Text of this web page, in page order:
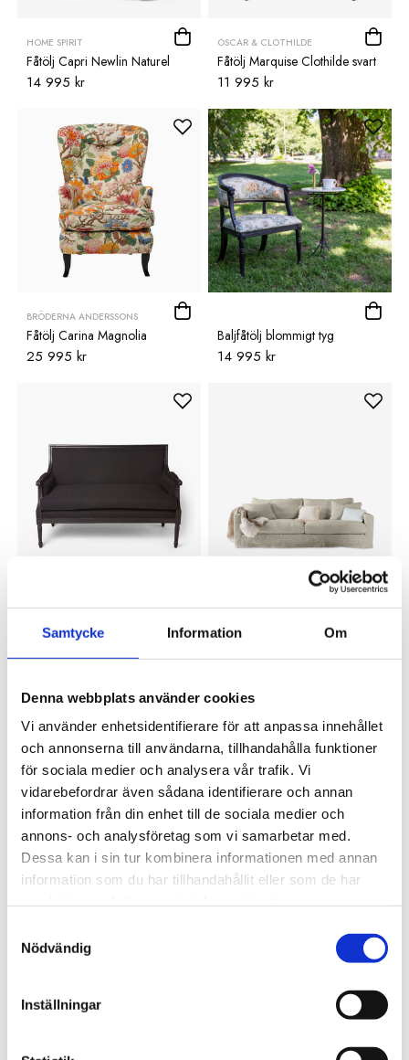
Samtycke Information Om
Denna webbplats använder cookies
Vi använder enhetsidentifierare för att anpassa innehållet
och annonserna till användarna, tillhandahålla funktioner
för sociala medier och analysera vår trafik. Vi
vidarebefordrar även sådana identifierare och annan
information från din enhet till de sociala medier och
annons- och analysföretag som vi samarbetar med.
Dessa kan i sin tur kombinera informationen med annan
information som du har tillhandahållit eller som de har
Nödvändig
Inställningar
HOME SPIRIT
Fåtölj Capri Newlin Naturel
14 995 kr
OSCAR & CLOTHILDE
Fåtölj Marquise Clothilde svart
11 995 kr
BRÖDERNA ANDERSSONS
Fåtölj Carina Magnolia
25 995 kr
Baljfåtölj blommigt tyg
14 995 kr
Soffa Valter svart
15 995 kr
Soffa Capri 3-sits Newlin naturel
39 995 kr
HOME SPIRIT
Soffa Capri 4-sits Newlin blanc
42 995 kr
HOME SPIRIT
Soffa Capri 2-sits Newlin blanc
37 995 kr